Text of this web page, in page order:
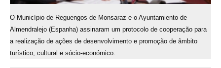
O Município de Reguengos de Monsaraz e o Ayuntamiento de
Almendralejo (Espanha) assinaram um protocolo de cooperação para
a realização de ações de desenvolvimento e promoção de âmbito
turístico, cultural e sócio-económico.